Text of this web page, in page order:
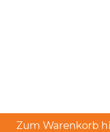
Zum Warenkorb